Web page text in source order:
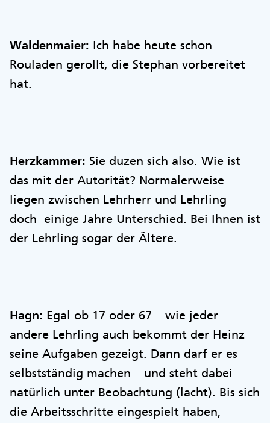
Waldenmaier: Ich habe heute schon
Rouladen gerollt, die Stephan vorbereitet
hat.
Herzkammer: Sie duzen sich also. Wie ist
das mit der Autorität? Normalerweise
liegen zwischen Lehrherr und Lehrling
doch einige Jahre Unterschied. Bei Ihnen ist
der Lehrling sogar der Ältere.
Hagn: Egal ob 17 oder 67 – wie jeder
andere Lehrling auch bekommt der Heinz
seine Aufgaben gezeigt. Dann darf er es
selbstständig machen – und steht dabei
natürlich unter Beobachtung (lacht). Bis sich
die Arbeitsschritte eingespielt haben,